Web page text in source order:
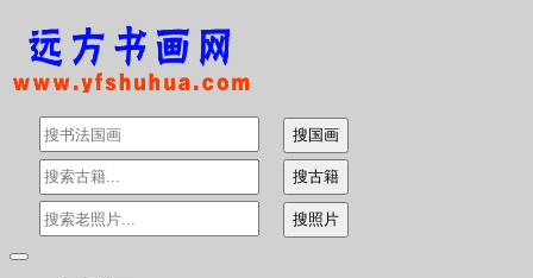
Skip
content
Expand